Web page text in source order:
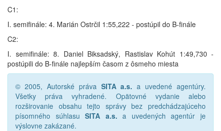
C1:
I. semifinále: 4. Marián Ostrčil 1:55,222 - postúpil do B-finále
C2:
I. semifinále: 8. Daniel Biksadský, Rastislav Kohút 1:49,730 -
postúpili do B-finále najlepším časom z ôsmeho miesta
© 2005, Autorské práva SITA a.s. a uvedené agentúry.
Všetky práva vyhradené. Opätovné vydanie alebo
rozširovanie obsahu tejto správy bez predchádzajúceho
písomného súhlasuSITA a.s. a uvedených agentúr je
výslovne zakázané.